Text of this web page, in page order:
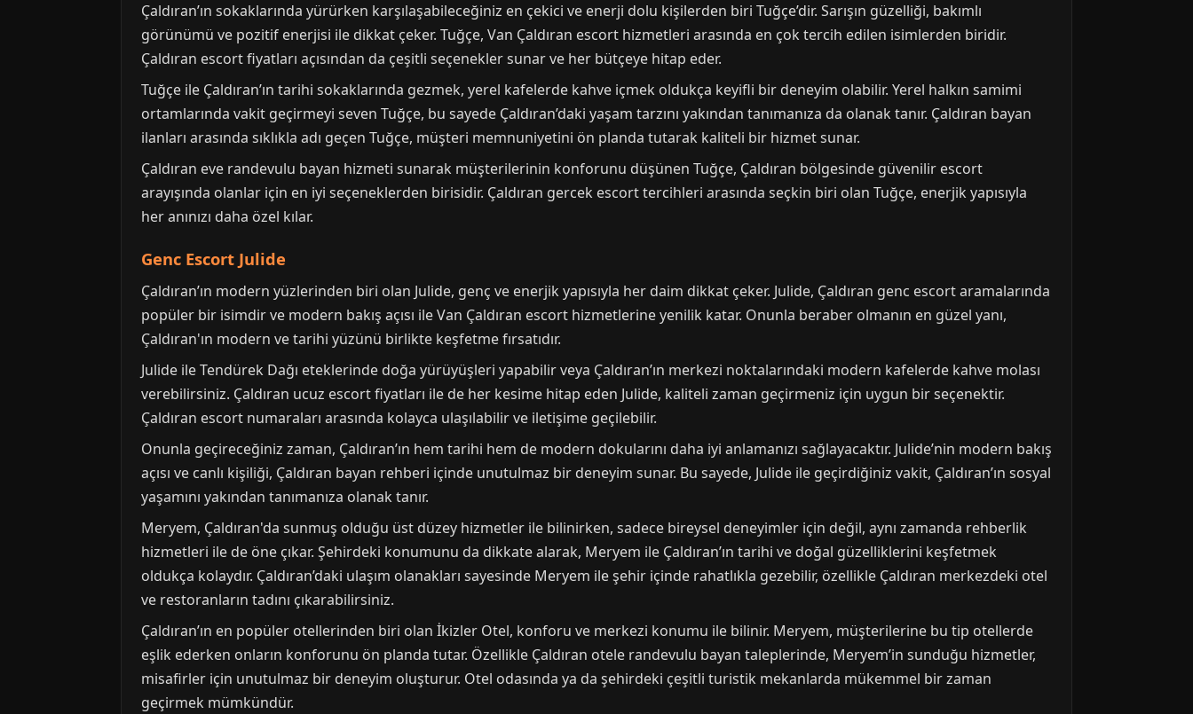
Çaldıran’ın sokaklarında yürürken karşılaşabileceğiniz en çekici ve enerji dolu kişilerden biri Tuğçe’dir. Sarışın güzelliği, bakımlı
görünümü ve pozitif enerjisi ile dikkat çeker. Tuğçe, Van Çaldıran escort hizmetleri arasında en çok tercih edilen isimlerden biridir.
Çaldıran escort fiyatları açısından da çeşitli seçenekler sunar ve her bütçeye hitap eder.
Tuğçe ile Çaldıran’ın tarihi sokaklarında gezmek, yerel kafelerde kahve içmek oldukça keyifli bir deneyim olabilir. Yerel halkın samimi
ortamlarında vakit geçirmeyi seven Tuğçe, bu sayede Çaldıran’daki yaşam tarzını yakından tanımanıza da olanak tanır. Çaldıran bayan
ilanları arasında sıklıkla adı geçen Tuğçe, müşteri memnuniyetini ön planda tutarak kaliteli bir hizmet sunar.
Çaldıran eve randevulu bayan hizmeti sunarak müşterilerinin konforunu düşünen Tuğçe, Çaldıran bölgesinde güvenilir escort
arayışında olanlar için en iyi seçeneklerden birisidir. Çaldıran gercek escort tercihleri arasında seçkin biri olan Tuğçe, enerjik yapısıyla
her anınızı daha özel kılar.
Genc Escort Julide
Çaldıran’ın modern yüzlerinden biri olan Julide, genç ve enerjik yapısıyla her daim dikkat çeker. Julide, Çaldıran genc escort aramalarında
popüler bir isimdir ve modern bakış açısı ile Van Çaldıran escort hizmetlerine yenilik katar. Onunla beraber olmanın en güzel yanı,
Çaldıran'ın modern ve tarihi yüzünü birlikte keşfetme fırsatıdır.
Julide ile Tendürek Dağı eteklerinde doğa yürüyüşleri yapabilir veya Çaldıran’ın merkezi noktalarındaki modern kafelerde kahve molası
verebilirsiniz. Çaldıran ucuz escort fiyatları ile de her kesime hitap eden Julide, kaliteli zaman geçirmeniz için uygun bir seçenektir.
Çaldıran escort numaraları arasında kolayca ulaşılabilir ve iletişime geçilebilir.
Onunla geçireceğiniz zaman, Çaldıran’ın hem tarihi hem de modern dokularını daha iyi anlamanızı sağlayacaktır. Julide’nin modern bakış
açısı ve canlı kişiliği, Çaldıran bayan rehberi içinde unutulmaz bir deneyim sunar. Bu sayede, Julide ile geçirdiğiniz vakit, Çaldıran’ın sosyal
yaşamını yakından tanımanıza olanak tanır.
Meryem, Çaldıran'da sunmuş olduğu üst düzey hizmetler ile bilinirken, sadece bireysel deneyimler için değil, aynı zamanda rehberlik
hizmetleri ile de öne çıkar. Şehirdeki konumunu da dikkate alarak, Meryem ile Çaldıran’ın tarihi ve doğal güzelliklerini keşfetmek
oldukça kolaydır. Çaldıran’daki ulaşım olanakları sayesinde Meryem ile şehir içinde rahatlıkla gezebilir, özellikle Çaldıran merkezdeki otel
ve restoranların tadını çıkarabilirsiniz.
Çaldıran’ın en popüler otellerinden biri olan İkizler Otel, konforu ve merkezi konumu ile bilinir. Meryem, müşterilerine bu tip otellerde
eşlik ederken onların konforunu ön planda tutar. Özellikle Çaldıran otele randevulu bayan taleplerinde, Meryem’in sunduğu hizmetler,
misafirler için unutulmaz bir deneyim oluşturur. Otel odasında ya da şehirdeki çeşitli turistik mekanlarda mükemmel bir zaman
geçirmek mümkündür.